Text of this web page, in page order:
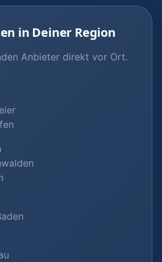
in Deiner Region
Anbieter direkt vor Ort.